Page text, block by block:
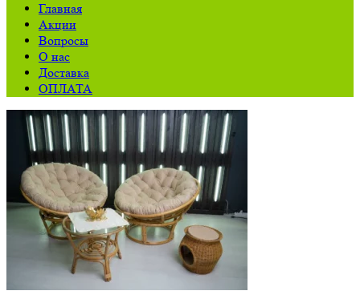
Главная
Акции
Вопросы
О нас
Доставка
ОПЛАТА